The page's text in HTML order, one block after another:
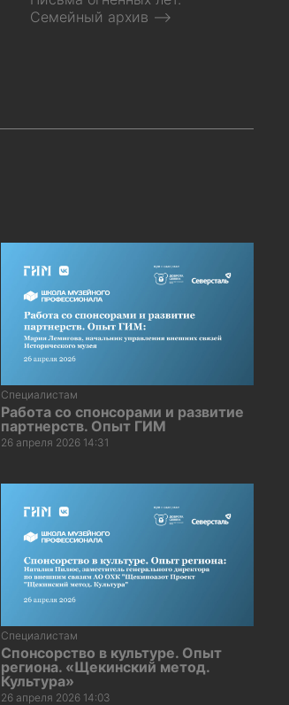
Семейный архив ⟶
Специалистам
Работа со спонсорами и развитие
партнерств. Опыт ГИМ
26 апреля 2026 14:31
Специалистам
Спонсорство в культуре. Опыт
региона. «Щекинский метод.
Культура»
26 апреля 2026 14:03